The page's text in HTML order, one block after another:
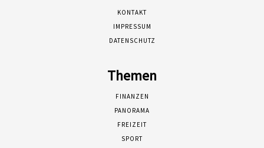
KONTAKT
IMPRESSUM
DATENSCHUTZ
Themen
FINANZEN
PANORAMA
FREIZEIT
SPORT